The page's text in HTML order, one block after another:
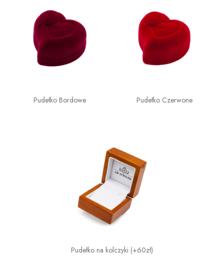
Pudełko Bordowe Pudełko Czerwone
Pudełko na kolczyki (+60zł)